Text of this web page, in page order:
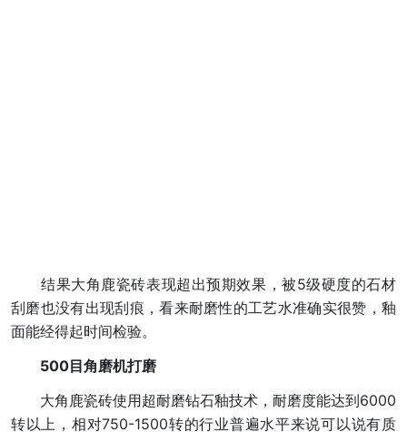
结果大角鹿瓷砖表现超出预期效果，被5级硬度的石材
刮磨也没有出现刮痕，看来耐磨性的工艺水准确实很赞，釉
面能经得起时间检验。
500目角磨机打磨
大角鹿瓷砖使用超耐磨钻石釉技术，耐磨度能达到6000
转以上，相对750-1500转的行业普遍水平来说可以说有质